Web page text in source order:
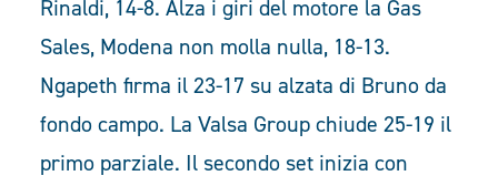
Rinaldi, 14-8. Alza i giri del motore la Gas
Sales, Modena non molla nulla, 18-13.
Ngapeth firma il 23-17 su alzata di Bruno da
fondo campo. La Valsa Group chiude 25-19 il
primo parziale. Il secondo set inizia con